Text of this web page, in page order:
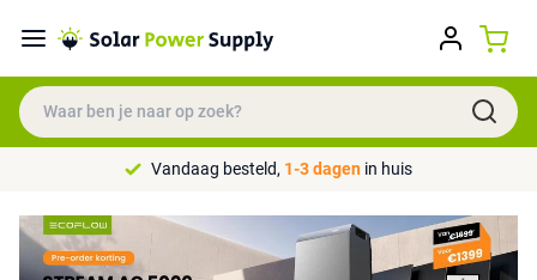
Vandaag besteld, 1-3 dagen in huis